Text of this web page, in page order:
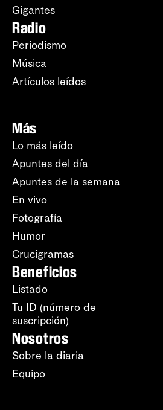
Gigantes
Radio
Periodismo
Música
Artículos leídos
Más
Lo más leído
Apuntes del día
Apuntes de la semana
En vivo
Fotografía
Humor
Crucigramas
Beneficios
Listado
Tu ID (número de
suscripción)
Nosotros
Sobre la diaria
Equipo